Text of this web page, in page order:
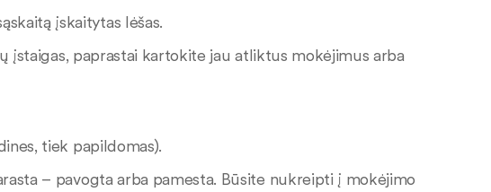
įskaitytas lėšas.
įstaigas, paprastai kartokite jau atliktus mokėjimus arba
tiek papildomas).
– pavogta arba pamesta. Būsite nukreipti į mokėjimo